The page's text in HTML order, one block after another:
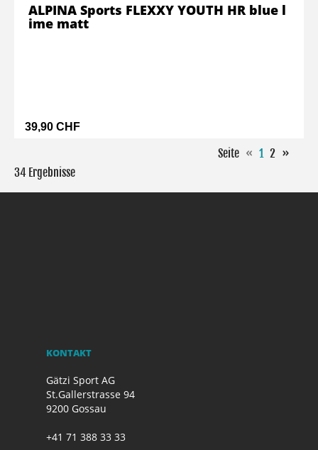
39,90 CHF
ALPINA Sports FLEXXY YOUTH HR blue l
ime matt
Seite « 1 2 »
34 Ergebnisse
KONTAKT
Gätzi Sport AG
St.Gallerstrasse 94
9200 Gossau
+41 71 388 33 33